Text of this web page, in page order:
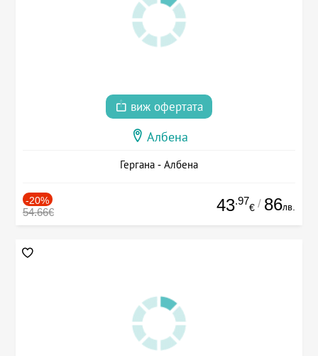
виж офертата
Албена
Гергана - Албена
-20%
54.66€ 43.97
€ / 86лв.